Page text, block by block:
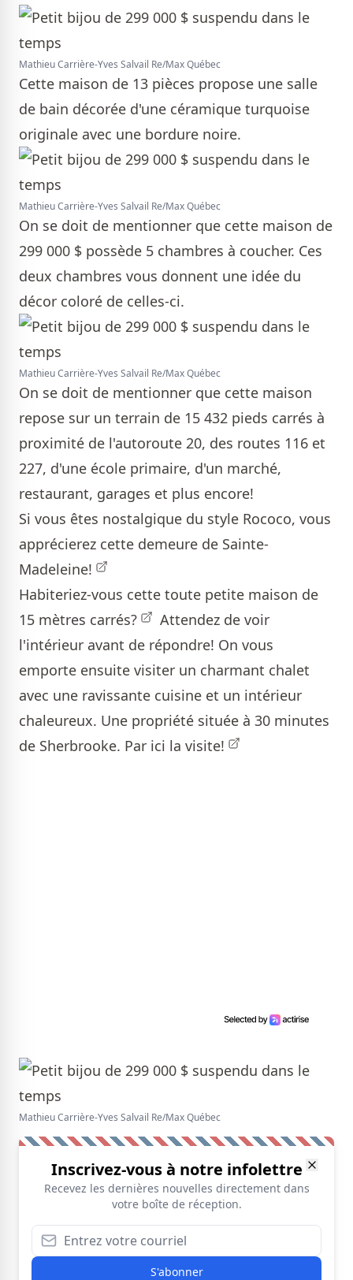
Mathieu Carrière-Yves Salvail Re/Max Québec
Cette maison de 13 pièces propose une salle
de bain décorée d'une céramique turquoise
originale avec une bordure noire.
Mathieu Carrière-Yves Salvail Re/Max Québec
On se doit de mentionner que cette maison de
299 000 $ possède 5 chambres à coucher. Ces
deux chambres vous donnent une idée du
décor coloré de celles-ci.
Mathieu Carrière-Yves Salvail Re/Max Québec
On se doit de mentionner que cette maison
repose sur un terrain de 15 432 pieds carrés à
proximité de l'autoroute 20, des routes 116 et
227, d'une école primaire, d'un marché,
restaurant, garages et plus encore!
Si vous êtes nostalgique du style Rococo, vous
apprécierez cette demeure de Sainte-
Madeleine!
Habiteriez-vous cette toute petite maison de
15 mètres carrés?
Attendez de voir
l'intérieur avant de répondre! On vous
emporte ensuite visiter un charmant chalet
avec une ravissante cuisine et un intérieur
chaleureux. Une propriété située à 30 minutes
de Sherbrooke. Par ici la visite!
Mathieu Carrière-Yves Salvail Re/Max Québec
Inscrivez-vous à notre infolettre
Recevez les dernières nouvelles directement dans
votre boîte de réception.
S'abonner